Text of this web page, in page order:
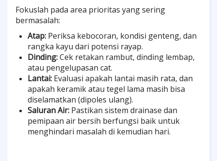
Fokuslah pada area prioritas yang sering
bermasalah:
Atap: Periksa kebocoran, kondisi genteng, dan
rangka kayu dari potensi rayap.
Dinding:Cek retakan rambut, dinding lembap,
atau pengelupasan cat.
Lantai: Evaluasi apakah lantai masih rata, dan
apakah keramik atau tegel lama masih bisa
diselamatkan (dipoles ulang).
Saluran Air: Pastikan sistem drainase dan
pemipaan air bersih berfungsi baik untuk
menghindari masalah di kemudian hari.